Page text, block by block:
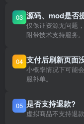
03 源码、mod是否
仅保证资源无问题
附带技术支持服务。
04 支付后刷新页面
小概率情况下可能
服补单。
05 是否支持退款?
虚拟商品不支持退